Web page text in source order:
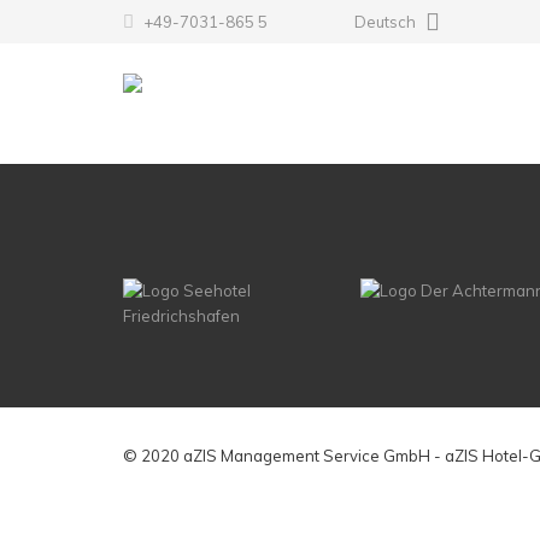
+49-7031-865 5 Deutsch
© 2020 aZIS Management Service GmbH - aZIS Hotel-